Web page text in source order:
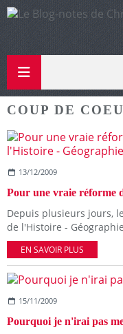
COUP DE
13/12/2009
Depuis plusieurs jours,
de l'Histoire -
EN SAVOIR PLUS
15/11/2009
Pourquoi je n'irai pas